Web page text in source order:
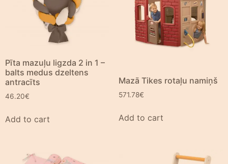
Pīta mazuļu ligzda 2 in 1 –
balts medus dzeltens
antracīts
46.20€
Add to cart
Mazā Tikes rotaļu namiņš
571.78€
Add to cart